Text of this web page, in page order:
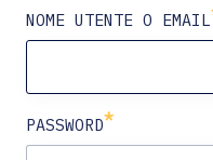
NOME UTENTE O EMAIL
PASSWORD*